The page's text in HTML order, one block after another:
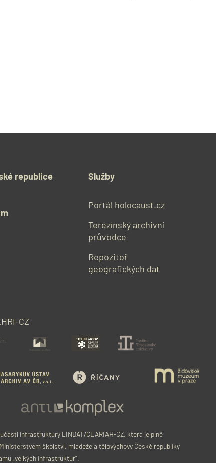
republice Služby
Portál holocaust.cz
Terezínský archivní
průvodce
Repozitoř
geografických dat
CZ
infrastruktury LINDAT/CLARIAH-CZ, která je plně
školství, mládeže a tělovýchovy České republiky
„velkých infrastruktur“.